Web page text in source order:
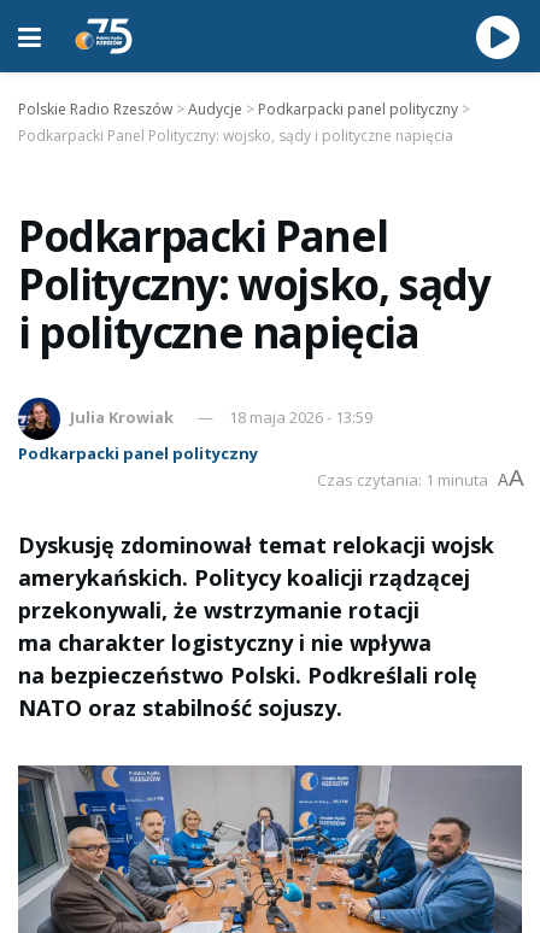
Polskie Radio Rzeszów >Audycje > Podkarpacki panel polityczny >
Podkarpacki Panel Polityczny: wojsko, sądy i polityczne napięcia
Podkarpacki Panel
Polityczny: wojsko, sądy
i polityczne napięcia
Julia Krowiak
18 maja 2026 - 13:59
Podkarpacki panel polityczny
Czas czytania: 1 minuta AA
Dyskusję zdominował temat relokacji wojsk
amerykańskich. Politycy koalicji rządzącej
przekonywali, że wstrzymanie rotacji
ma charakter logistyczny i nie wpływa
na bezpieczeństwo Polski. Podkreślali rolę
NATO oraz stabilność sojuszy.